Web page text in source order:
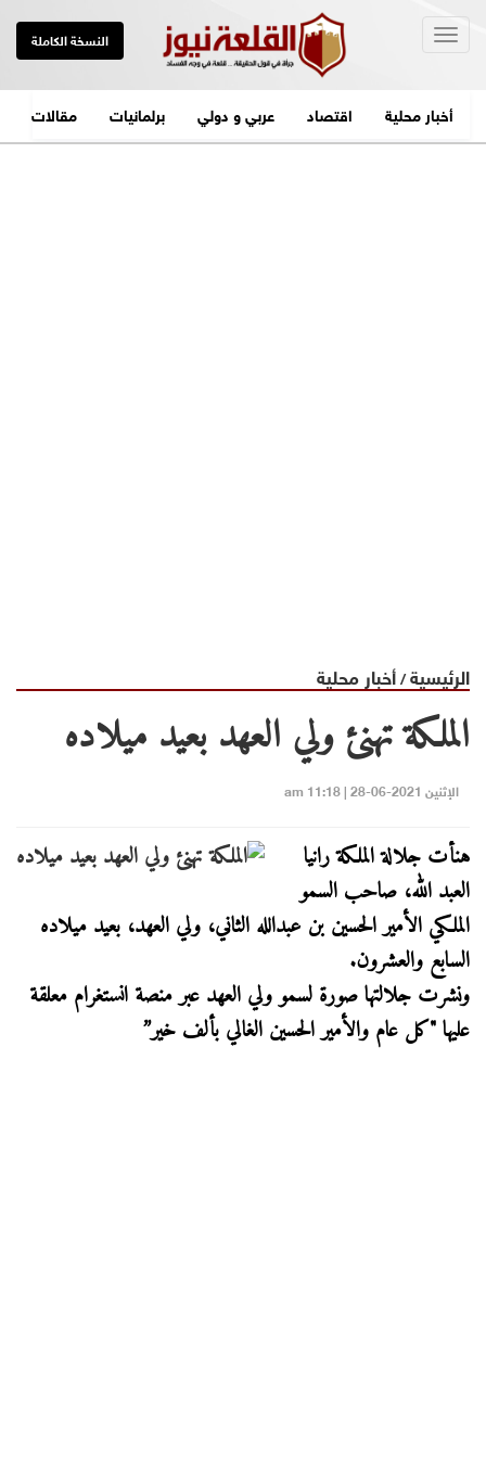
النسخة الكاملة
أخبار محلية اقتصاد عربي و دولي برلمانيات مقالات
الرئيسية/أخبار محلية
الملكة تهنئ ولي العهد بعيد ميلاده
الإثنين 2021-06-28 | 11:18 am
هنأت جلالة الملكة رانيا
العبد الله، صاحب السمو
الملكي الأمير الحسين بن عبدالله الثاني، ولي العهد، بعيد ميلاده
السابع والعشرون.
ونشرت جلالتها صورة لسمو ولي العهد عبر منصة انستغرام معلقة
عليها "‎كل عام والأمير الحسين الغالي بألف خير”